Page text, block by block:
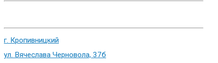
г. Кропивницкий
ул. Вячеслава Черновола, 37б